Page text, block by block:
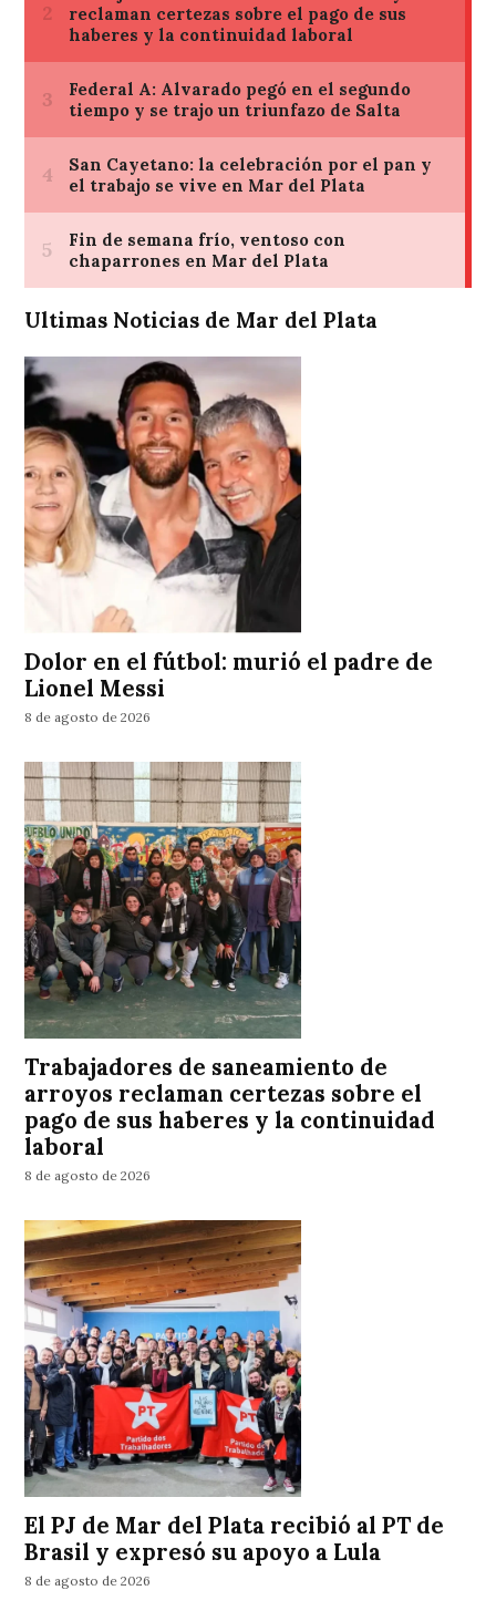
Ultimas Noticias de Mar del Plata
Dolor en el fútbol: murió el padre de
Lionel Messi
8 de agosto de 2026
Trabajadores de saneamiento de
arroyos reclaman certezas sobre el
pago de sus haberes y la continuidad
laboral
8 de agosto de 2026
El PJ de Mar del Plata recibió al PT de
Brasil y expresó su apoyo a Lula
8 de agosto de 2026